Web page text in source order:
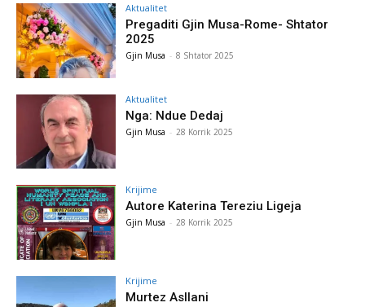
Aktualitet
Pregaditi Gjin Musa-Rome- Shtator
2025
Gjin Musa - 8 Shtator 2025
Aktualitet
Nga: Ndue Dedaj
Gjin Musa - 28 Korrik 2025
Krijime
Autore Katerina Tereziu Ligeja
Gjin Musa - 28 Korrik 2025
Krijime
Murtez Asllani